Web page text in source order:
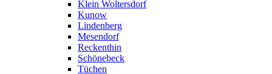
Klein Woltersdorf
Kunow
Lindenberg
Mesendorf
Reckenthin
Schönebeck
Tüchen